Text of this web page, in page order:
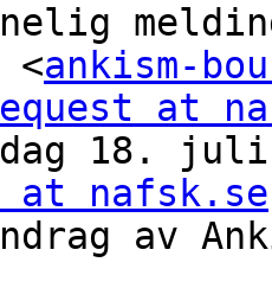
<ankism-
at
18. juli
at nafsk.se
av